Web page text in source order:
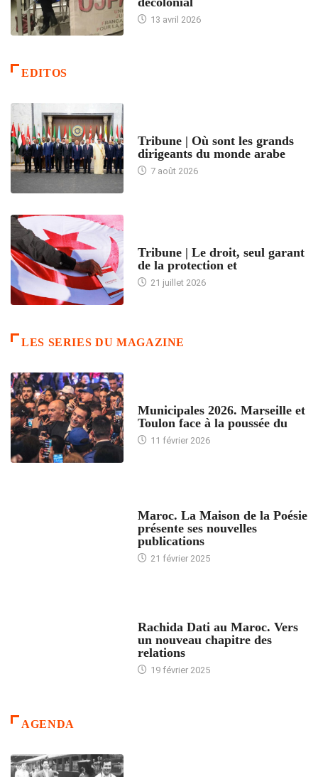
13 avril 2026
EDITOS
Tribune | Où sont les grands
dirigeants du monde arabe
7 août 2026
Tribune | Le droit, seul garant
de la protection et
21 juillet 2026
LES SERIES DU MAGAZINE
Municipales 2026. Marseille et
Toulon face à la poussée du
11 février 2026
Maroc. La Maison de la Poésie
présente ses nouvelles
publications
21 février 2025
Rachida Dati au Maroc. Vers
un nouveau chapitre des
relations
19 février 2025
AGENDA